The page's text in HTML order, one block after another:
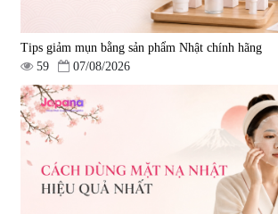
Tips giảm mụn bằng sản phẩm Nhật chính hãng
59
07/08/2026